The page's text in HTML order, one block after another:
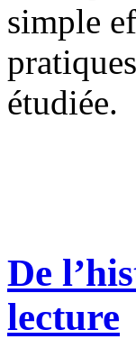
simple
étudiée.
De
lecture